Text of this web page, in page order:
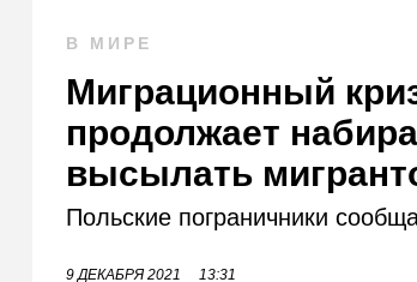
В МИРЕ
Миграционный
продолжает
высылать
Польские пограничники
9 ДЕКАБРЯ 2021 13:31